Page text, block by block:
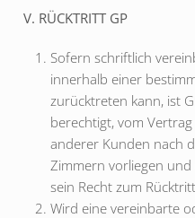
V. RÜCKTRITT GP
Sofern schriftlich
innerhalb einer
zurücktreten kann, ist
berechtigt, vom
anderer Kunden nach
Zimmern vorliegen
sein Recht zum
Wird eine vereinbarte